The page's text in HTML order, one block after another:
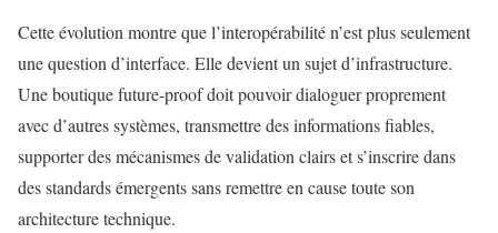
Cette évolution montre que l’interopérabilité n’est plus seulement
une question d’interface. Elle devient un sujet d’infrastructure.
Une boutique future-proof doit pouvoir dialoguer proprement
avec d’autres systèmes, transmettre des informations fiables,
supporter des mécanismes de validation clairs et s’inscrire dans
des standards émergents sans remettre en cause toute son
architecture technique.